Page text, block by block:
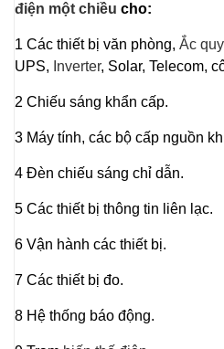
điện một chiều cho:
1 Các thiết bị văn phòng, Ắc
UPS, Inverter, Solar, Telecom,
2 Chiếu sáng khẩn cấp.
3 Máy tính, các bộ cấp nguồn
4 Đèn chiếu sáng chỉ dẫn.
5 Các thiết bị thông tin liên lạc.
6 Vận hành các thiết bị.
7 Các thiết bị đo.
8 Hệ thống báo động.